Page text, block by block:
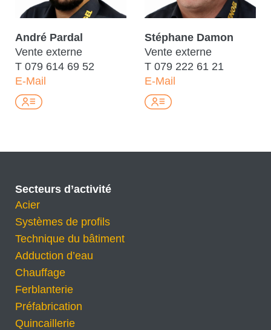
André Pardal
Vente externe
T 079 614 69 52
E-Mail
Stéphane Damon
Vente externe
T 079 222 61 21
E-Mail
Secteurs d’activité
Acier
Systèmes de profils
Technique du bâtiment
Adduction d’eau
Chauffage
Ferblanterie
Préfabrication
Quincaillerie